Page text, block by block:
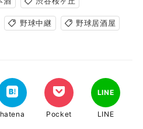
野球中継 野球居酒屋
hatena Pocket
LINE
LINE